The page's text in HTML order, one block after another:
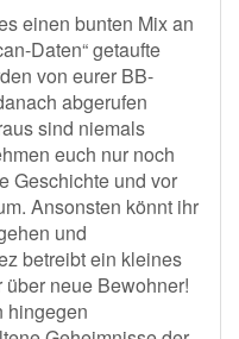
einen bunten Mix an
Daten“ getaufte
von eurer BB-
abgerufen
sind niemals
euch nur noch
Geschichte und vor
Ansonsten könnt ihr
und
betreibt ein kleines
neue Bewohner!
hingegen